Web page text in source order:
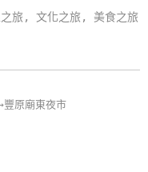
之旅, 文化之旅, 美食之旅
豐原廟東夜市